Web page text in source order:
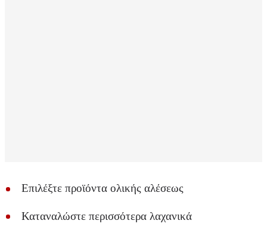
Επιλέξτε προϊόντα ολικής αλέσεως
Καταναλώστε περισσότερα λαχανικά